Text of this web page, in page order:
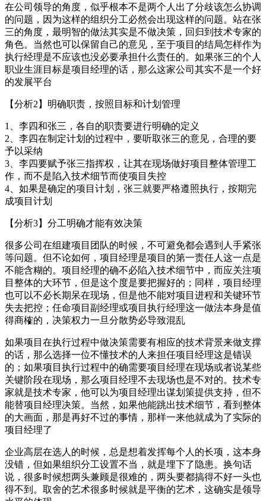
在公司领导的角度，似乎根本不是两个人出了分歧该怎么协调
的问题，因为这样的组织分工必然会出现这样的问题。站在张
三的角度，最明智的做法其实是不做决策，回归到技术专家的
角色。当然也可以保留自己的意见，至于项目的结局怎样作为
执行经理是不应该也没必要承担什么责任的。如果张三的个人
职业生涯目标是项目经理的话，那么这家公司其实不是一个好
的发展平台
【分析2】明确职责，按照目标和计划管理
1、李四和张三，各自的职责要进行明确的定义
2、李四在制定计划的过程中，要听取张三的意见，合理的要
予以采纳
3、李四要赋予张三指挥权，让其在现场做好项目整体管理工
作，而不是陷入技术细节而使项目失控
4、如果是确定的项目计划，张三就要严格遵照执行，按期完
成项目计划
【分析3】分工明确才能有效决策
很多公司在组建项目团队的时候，不可避免都会遇到人手紧张
等问题。但不论如何，项目经理是项目的第一责任人这一点是
不能含糊的。项目经理的确不必陷入技术细节中，而应关注项
目整体的大环节，但是这个度是要把握好的；同样，项目经理
也可以不必长期呆在现场，但是他不能对项目进程和关键环节
失去把控；任命项目副经理或项目执行经理这一做法本身是值
得商榷的，决策权力一旦分散势必导致混乱
如果项目在执行过程中做决策需要有相应的技术背景来做支撑
的话，那么选择一位不懂技术的人来担任项目经理这是错误
的；如果项目执行过程中的确需要项目经理在现场或者说某些
关键阶段在现场，那么项目经理不去现场也是不对的。技术专
家就是技术专家，他可以为项目经理出谋划策提供支持，但不
能替项目经理决策。当然，如果他能跳出技术细节，看到整体
的大画面，那是再好不过的事情，那样一来他就成为了实际的
项目经理了
企业高层在选人的时候，总是想着发挥每个人的长项，这本身
没错，但如果组织分工设置不当，就是埋下了隐患。换句话
说，很多时候想两头兼顾是很难的，两头要都搞得不好一头也
得不到。取舍的艺术很多时候就是平衡的艺术，这确实是领导